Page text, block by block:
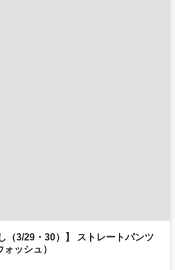
（3/29・30）】 ストレートパンツ
ォッシュ）